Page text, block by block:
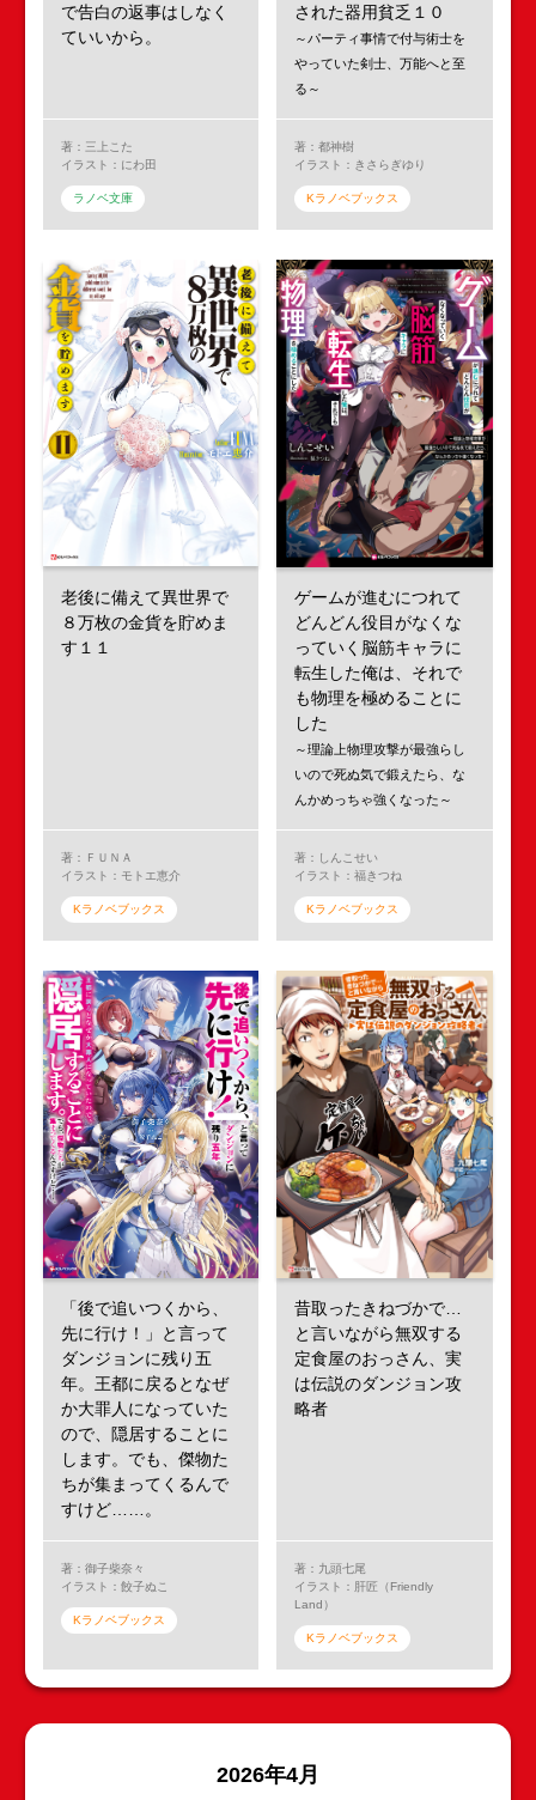
で告白の返事はしなく
ていいから。
著：三上こた
イラスト：にわ田
ラノベ文庫
された器用貧乏１０
～パーティ事情で付与術士を
やっていた剣士、万能へと至
る～
著：都神樹
イラスト：きさらぎゆり
Kラノベブックス
老後に備えて異世界で
８万枚の金貨を貯めま
す１１
著：ＦＵＮＡ
イラスト：モトエ恵介
Kラノベブックス
ゲームが進むにつれて
どんどん役目がなくな
っていく脳筋キャラに
転生した俺は、それで
も物理を極めることに
した
～理論上物理攻撃が最強らし
いので死ぬ気で鍛えたら、な
んかめっちゃ強くなった～
著：しんこせい
イラスト：福きつね
Kラノベブックス
「後で追いつくから、
先に行け！」と言って
ダンジョンに残り五
年。王都に戻るとなぜ
か大罪人になっていた
ので、隠居することに
します。でも、傑物た
ちが集まってくるんで
すけど……。
著：御子柴奈々
イラスト：餃子ぬこ
Kラノベブックス
昔取ったきねづかで…
と言いながら無双する
定食屋のおっさん、実
は伝説のダンジョン攻
略者
著：九頭七尾
イラスト：肝匠（Friendly
Land）
Kラノベブックス
2026年4月